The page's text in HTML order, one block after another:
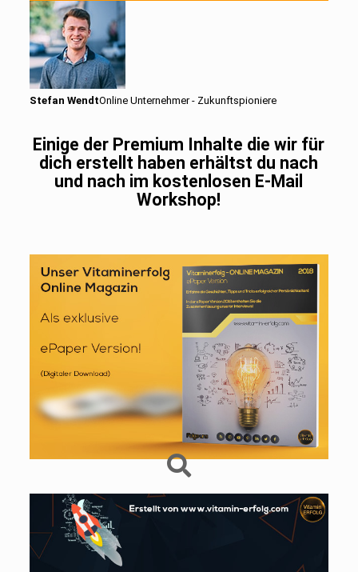
Stefan WendtOnline Unternehmer - Zukunftspioniere
Einige der Premium Inhalte die wir für
dich erstellt haben erhältst du nach
und nach im kostenlosen E-Mail
Workshop!